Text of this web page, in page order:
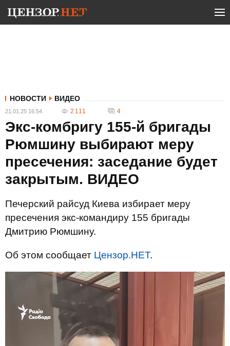
НОВОСТИ ВИДЕО
21.01.25 16:54 2 111 4
Экс-комбригу 155-й бригады
Рюмшину выбирают меру
пресечения: заседание будет
закрытым. ВИДЕО
Печерский райсуд Киева избирает меру
пресечения экс-командиру 155 бригады
Дмитрию Рюмшину.
Об этом сообщает Цензор.НЕТ.